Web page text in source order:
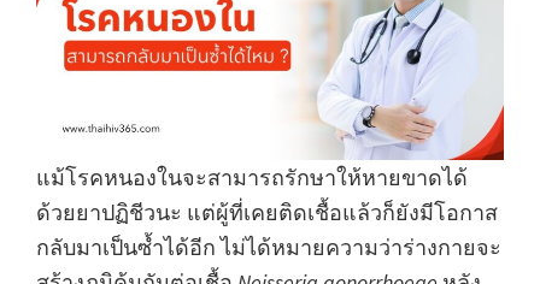
แม้โรคหนองในจะสามารถรักษาให้หายขาดได้
ด้วยยาปฏิชีวนะ แต่ผู้ที่เคยติดเชื้อแล้วก็ยังมีโอกาส
กลับมาเป็นซ้ำได้อีก ไม่ได้หมายความว่าร่างกายจะ